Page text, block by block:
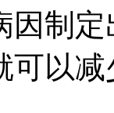
因制
可以